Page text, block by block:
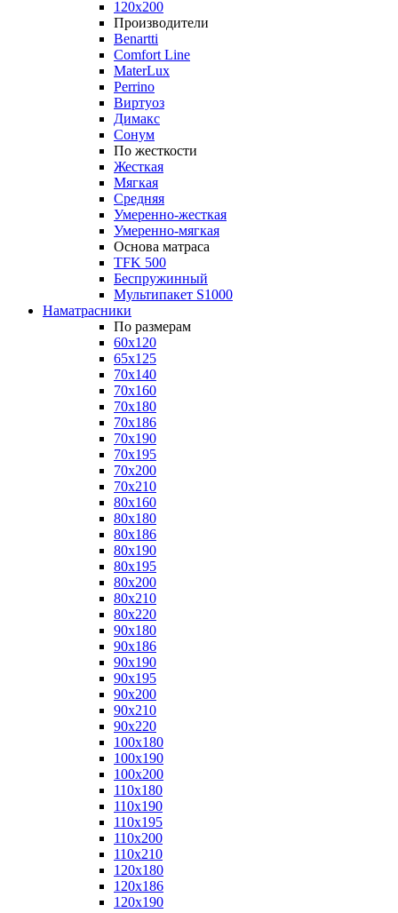
120x200
Производители
Benartti
Comfort Line
MaterLux
Perrino
Виртуоз
Димакс
Сонум
По жесткости
Жесткая
Мягкая
Средняя
Умеренно-жесткая
Умеренно-мягкая
Основа матраса
TFK 500
Беспружинный
Мультипакет S1000
Наматрасники
По размерам
60x120
65x125
70x140
70x160
70x180
70x186
70x190
70x195
70x200
70x210
80x160
80x180
80x186
80x190
80x195
80x200
80x210
80x220
90x180
90x186
90x190
90x195
90x200
90x210
90x220
100x180
100x190
100x200
110x180
110x190
110x195
110x200
110x210
120x180
120x186
120x190